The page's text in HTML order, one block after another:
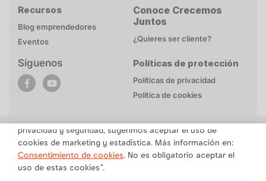
Recursos
Blog emprendedores
Eventos
Síguenos
Conoce Crecemos
Juntos
¿Quieres ser cliente?
Políticas de protección
Políticas de privacidad
Política de cookies
Una marca de Alicorp
POLÍTICA DE COOKIES
Esta página web utiliza cookies necesarias para su
privacidad y seguridad, sugerimos aceptar el uso de
cookies de marketing y estadística. Más información en:
Consentimiento de cookies. No es obligatorio aceptar el
uso de estas cookies”.